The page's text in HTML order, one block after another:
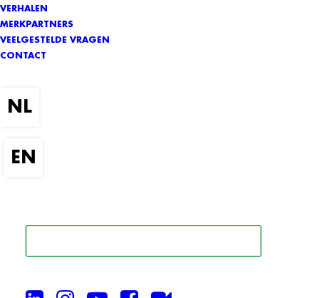
VERHALEN
MERKPARTNERS
VEELGESTELDE VRAGEN
CONTACT